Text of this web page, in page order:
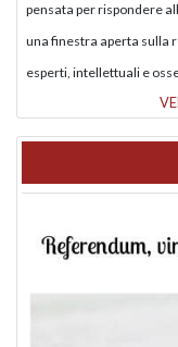
pensata per rispondere
una finestra aperta sulla
esperti, intellettuali e